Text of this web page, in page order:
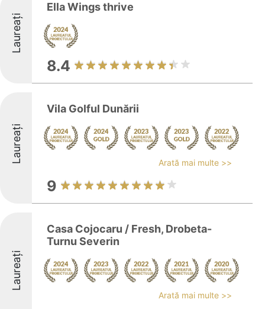
Laureați
Ella Wings thrive
8.4
Laureați
Vila Golful Dunării
Arată mai multe >>
9
Laureați
Casa Cojocaru / Fresh, Drobeta-
Turnu Severin
Arată mai multe >>